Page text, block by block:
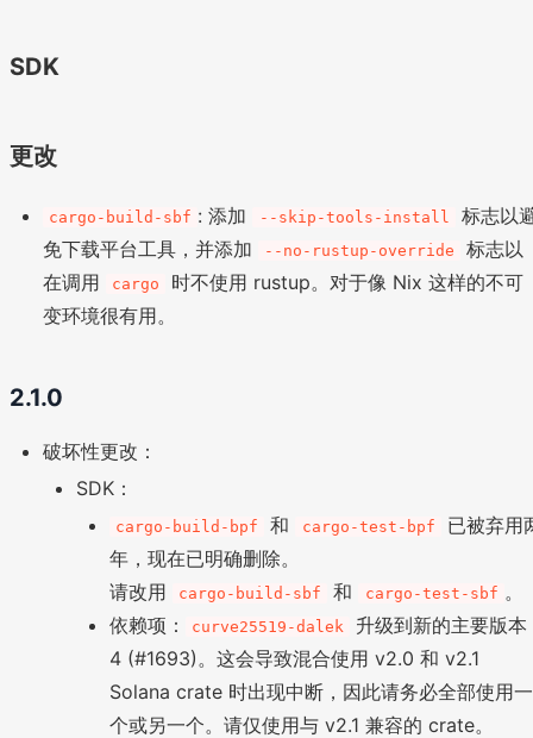
SDK
更改
cargo-build-sbf : 添加 --skip-tools-install
标志以
免下载平台工具，并添加
--no-rustup-override
标志以
在调用
cargo
时不使用 rustup。对于像 Nix 这样的不可
变环境很有用。
2.1.0
破坏性更改：
SDK：
cargo-build-bpf 和 cargo-test-bpf
已被弃用
年，现在已明确删除。
请改用
cargo-build-sbf 和 cargo-test-sbf 。
依赖项：
curve25519-dalek
升级到新的主要版本
4 (#1693)。这会导致混合使用 v2.0 和 v2.1
Solana crate 时出现中断，因此请务必全部使用一
个或另一个。请仅使用与 v2.1 兼容的 crate。